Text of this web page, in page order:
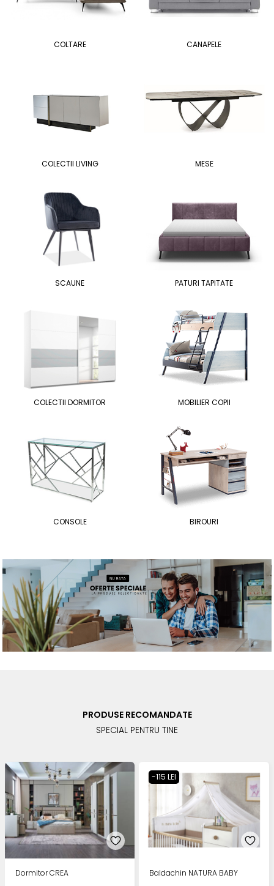
COLTARE CANAPELE
COLECTII LIVING MESE
SCAUNE PATURI TAPITATE
COLECTII DORMITOR MOBILIER COPII
CONSOLE BIROURI
PRODUSE RECOMANDATE
SPECIAL PENTRU TINE
Dormitor CREA
-115 LEI
Baldachin NATURA BABY